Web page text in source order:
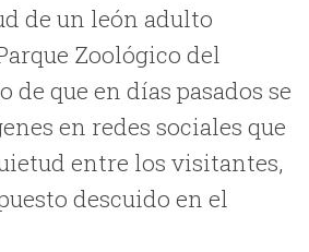
de un león adulto
Zoológico del
de que en días pasados se
en redes sociales que
entre los visitantes,
descuido en el